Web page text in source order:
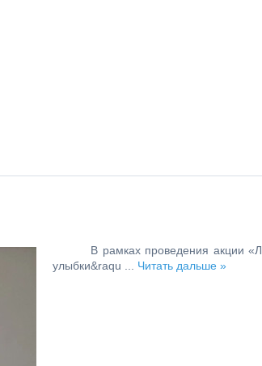
В рамках проведения акции
улыбки&raqu
Читать дальше »